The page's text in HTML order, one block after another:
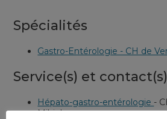
Spécialités
Gastro-Entérologie - CH de
Service(s) et contact(s)
Hépato-gastro-entérologie -
Mihiel